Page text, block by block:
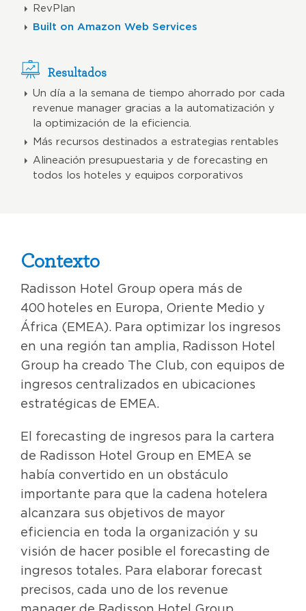
RevPlan
Built on Amazon Web Services
Resultados
Un día a la semana de tiempo ahorrado por cada
revenue manager gracias a la automatización y
la optimización de la eficiencia.
Más recursos destinados a estrategias rentables
Alineación presupuestaria y de forecasting en
todos los hoteles y equipos corporativos
Contexto
Radisson Hotel Group opera más de
400 hoteles en Europa, Oriente Medio y
África (EMEA). Para optimizar los ingresos
en una región tan amplia, Radisson Hotel
Group ha creado The Club, con equipos de
ingresos centralizados en ubicaciones
estratégicas de EMEA.
El forecasting de ingresos para la cartera
de Radisson Hotel Group en EMEA se
había convertido en un obstáculo
importante para que la cadena hotelera
alcanzara sus objetivos de mayor
eficiencia en toda la organización y su
visión de hacer posible el forecasting de
ingresos totales. Para elaborar forecast
precisos, cada uno de los revenue